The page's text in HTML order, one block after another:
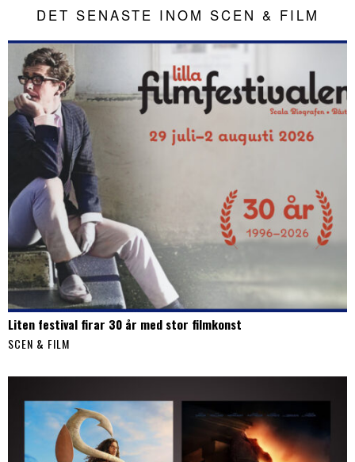
DET SENASTE INOM SCEN & FILM
Liten festival firar 30 år med stor filmkonst
SCEN & FILM